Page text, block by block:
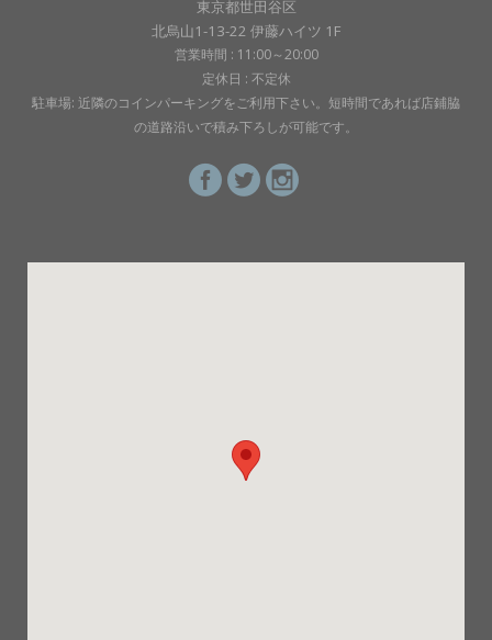
東京都世田谷区
北烏山1-13-22 伊藤ハイツ 1F
営業時間 : 11:00～20:00
定休日 : 不定休
駐車場: 近隣のコインパーキングをご利用下さい。短時間であれば店鋪脇
の道路沿いで積み下ろしが可能です。